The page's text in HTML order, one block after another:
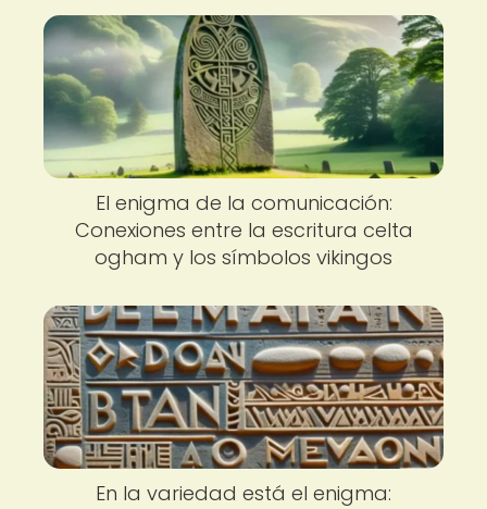
El enigma de la comunicación:
Conexiones entre la escritura celta
ogham y los símbolos vikingos
En la variedad está el enigma: